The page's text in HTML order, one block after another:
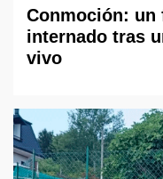
Conmoción: un
internado tras
vivo